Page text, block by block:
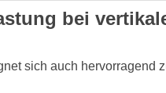
bei
sich auch hervorragend